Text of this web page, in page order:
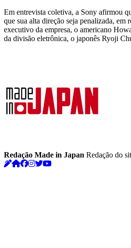
Em entrevista coletiva, a Sony afirmou
que sua alta direção seja penalizada, em
executivo da empresa, o americano
da divisão eletrônica, o japonês Ryoji
Redação Made in Japan Redação do